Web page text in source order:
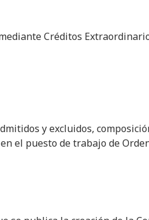
Créditos
y excluidos,
el puesto de trabajo de